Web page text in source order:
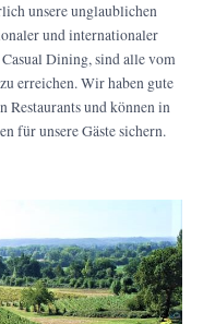
unsere unglaublichen
und internationaler
Dining, sind alle vom
erreichen. Wir haben gute
Restaurants und können in
für unsere Gäste sichern.